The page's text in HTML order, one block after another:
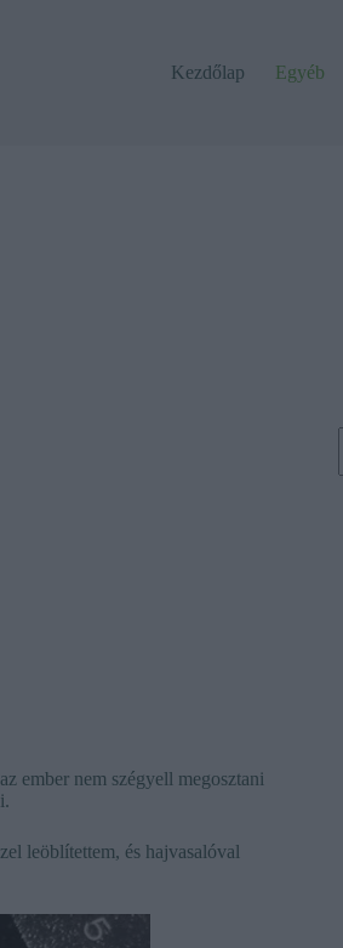
Kezdőlap
Egyéb
ember nem szégyell megosztani
leöblítettem, és hajvasalóval